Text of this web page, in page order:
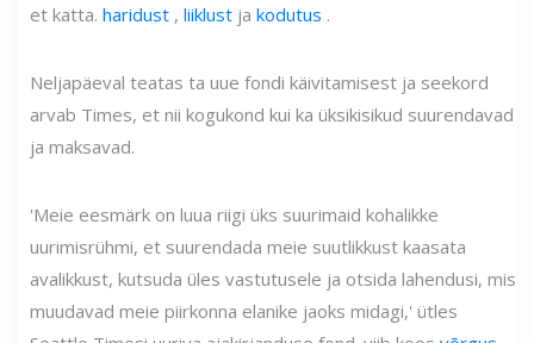
et katta. haridust , liiklust ja kodutus .
Neljapäeval teatas ta uue fondi käivitamisest ja seekord
arvab Times, et nii kogukond kui ka üksikisikud suurendavad
ja maksavad.
'Meie eesmärk on luua riigi üks suurimaid kohalikke
uurimisrühmi, et suurendada meie suutlikkust kaasata
avalikkust, kutsuda üles vastutusele ja otsida lahendusi, mis
muudavad meie piirkonna elanike jaoks midagi,' ütles